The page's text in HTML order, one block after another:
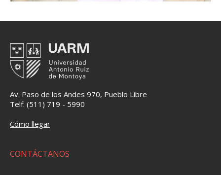
Av. Paso de los Andes 970, Pueblo Libre
Telf: (511) 719 - 5990
Cómo llegar
CONTÁCTANOS